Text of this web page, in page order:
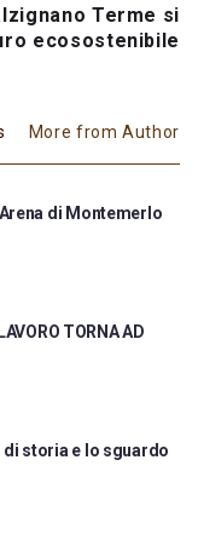
Terme si
ecosostenibile
More from Author
di Montemerlo
TORNA AD
di storia e lo sguardo